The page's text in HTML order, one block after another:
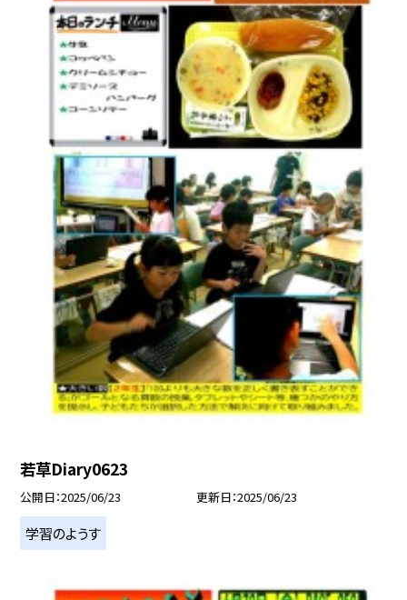
若草Diary0623
公開日 2025/06/23 更新日 2025/06/23
学習のようす